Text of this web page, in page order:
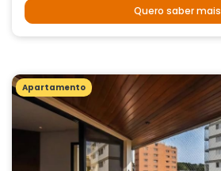
Quero saber mais
Apartamento